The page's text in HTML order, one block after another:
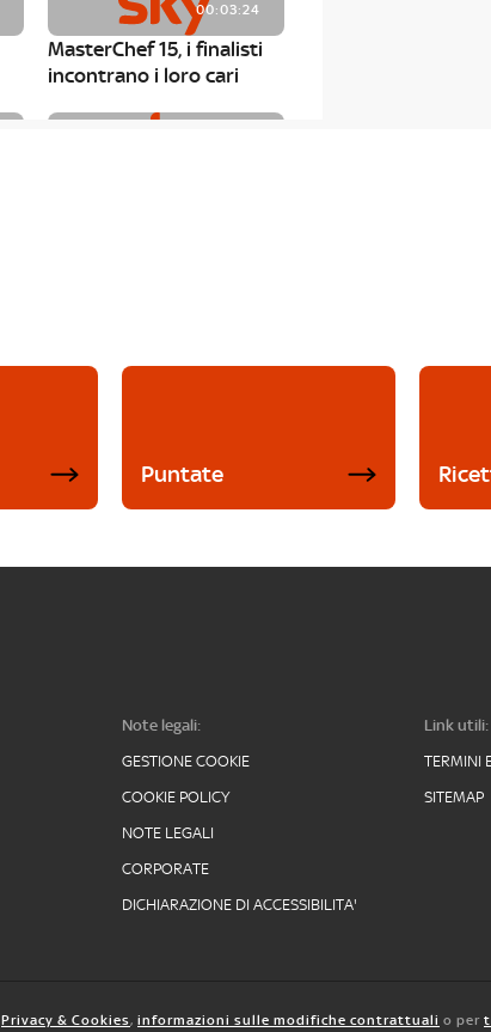
00:03:24
MasterChef 15, i finalisti
incontrano i loro cari
Puntate
Note legali:
GESTIONE COOKIE
COOKIE POLICY
NOTE LEGALI
CORPORATE
DICHIARAZIONE DI ACCESSIBILITA'
Link utili:
TERMINI
SITEMAP
Privacy & Cookies, informazioni sulle modifiche contrattuali o per